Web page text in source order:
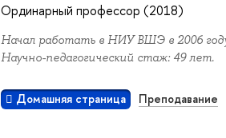
Ординарный профессор (2018)
Начал работать в НИУ ВШЭ в 2006
Научно-педагогический стаж: 49 лет.
Домашняя страница Преподавание